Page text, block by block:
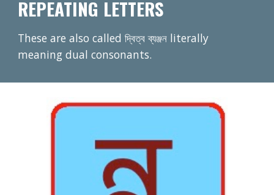
REPEATING LETTERS
These are also called দ্বিত্ব ব্যঞ্জন literally
meaning dual consonants.